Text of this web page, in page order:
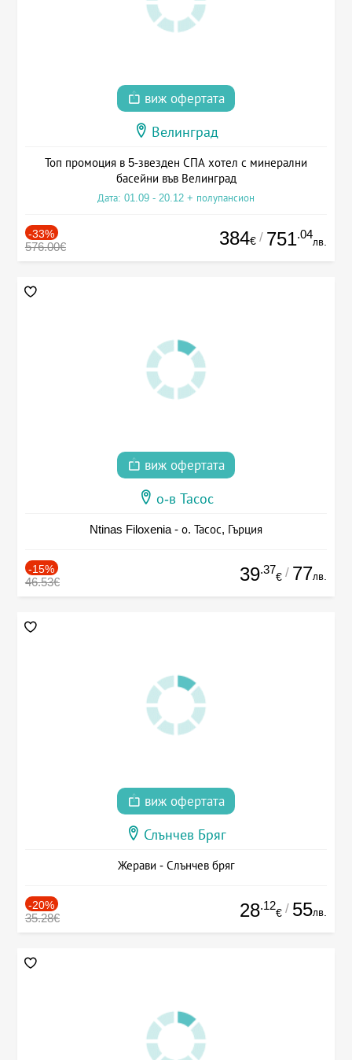
виж офертата
Велинград
Топ промоция в 5-звезден СПА хотел с минерални
басейни във Велинград
Дата: 01.09 - 20.12 + полупансион
-33%
576.00€ 384€ / 751.04
лв.
виж офертата
о-в Тасос
Ntinas Filoxenia - о. Тасос, Гърция
-15%
46.53€ 39.37
€ / 77лв.
виж офертата
Слънчев Бряг
Жерави - Слънчев бряг
-20%
35.28€ 28.12
€ / 55лв.